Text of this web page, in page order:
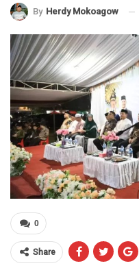
By Herdy Mokoagow
0
Share